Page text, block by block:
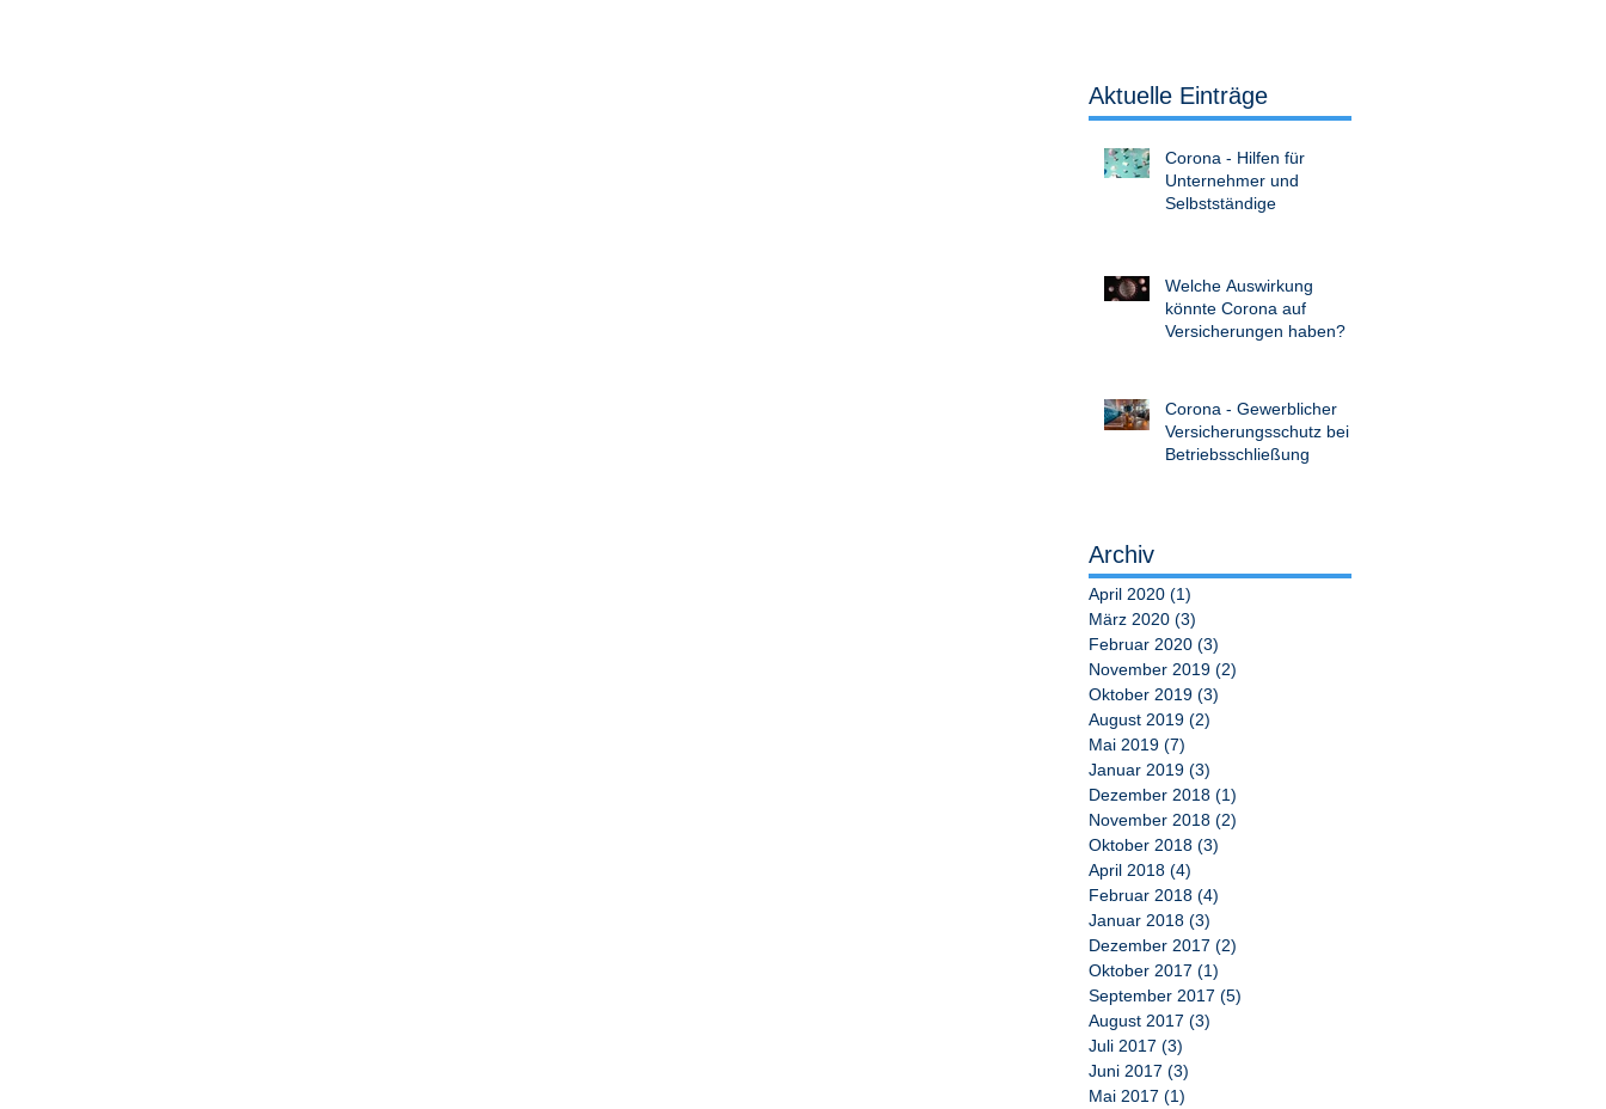
Aktuelle Einträge
Corona - Hilfen für
Unternehmer und
Selbstständige
Welche Auswirkung
könnte Corona auf
Versicherungen haben?
Corona - Gewerblicher
Versicherungsschutz bei
Betriebsschließung
Archiv
April 2020 (1)
März 2020 (3)
Februar 2020 (3)
November 2019 (2)
Oktober 2019 (3)
August 2019 (2)
Mai 2019 (7)
Januar 2019 (3)
Dezember 2018 (1)
November 2018 (2)
Oktober 2018 (3)
April 2018 (4)
Februar 2018 (4)
Januar 2018 (3)
Dezember 2017 (2)
Oktober 2017 (1)
September 2017 (5)
August 2017 (3)
Juli 2017 (3)
Juni 2017 (3)
Mai 2017 (1)